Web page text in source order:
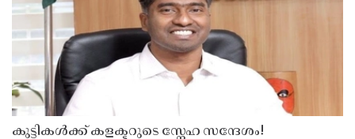
കുട്ടികൾക്ക് കളക്ടറുടെ സ്നേഹ സന്ദേശം!